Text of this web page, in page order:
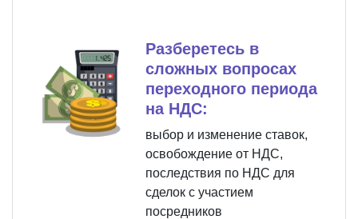
Разберетесь в
сложных вопросах
переходного периода
на НДС:
выбор и изменение ставок,
освобождение от НДС,
последствия по НДС для
сделок с участием
посредников